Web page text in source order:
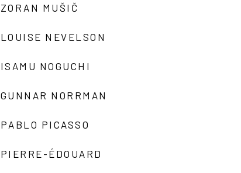
ZORAN MUŠIČ
LOUISE NEVELSON
ISAMU NOGUCHI
GUNNAR NORRMAN
PABLO PICASSO
PIERRE-ÉDOUARD